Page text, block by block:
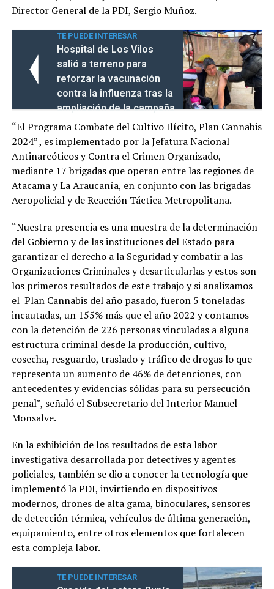
Director General de la PDI, Sergio Muñoz.
TE PUEDE INTERESAR
Hospital de Los Vilos
salió a terreno para
reforzar la vacunación
contra la influenza tras la
ampliación de la campaña
“El Programa Combate del Cultivo Ilícito, Plan Cannabis
2024” , es implementado por la Jefatura Nacional
Antinarcóticos y Contra el Crimen Organizado,
mediante 17 brigadas que operan entre las regiones de
Atacama y La Araucanía, en conjunto con las brigadas
Aeropolicial y de Reacción Táctica Metropolitana.
“Nuestra presencia es una muestra de la determinación
del Gobierno y de las instituciones del Estado para
garantizar el derecho a la Seguridad y combatir a las
Organizaciones Criminales y desarticularlas y estos son
los primeros resultados de este trabajo y si analizamos
el Plan Cannabis del año pasado, fueron 5 toneladas
incautadas, un 155% más que el año 2022 y contamos
con la detención de 226 personas vinculadas a alguna
estructura criminal desde la producción, cultivo,
cosecha, resguardo, traslado y tráfico de drogas lo que
representa un aumento de 46% de detenciones, con
antecedentes y evidencias sólidas para su persecución
penal”, señaló el Subsecretario del Interior Manuel
Monsalve.
En la exhibición de los resultados de esta labor
investigativa desarrollada por detectives y agentes
policiales, también se dio a conocer la tecnología que
implementó la PDI, invirtiendo en dispositivos
modernos, drones de alta gama, binoculares, sensores
de detección térmica, vehículos de última generación,
equipamiento, entre otros elementos que fortalecen
esta compleja labor.
TE PUEDE INTERESAR